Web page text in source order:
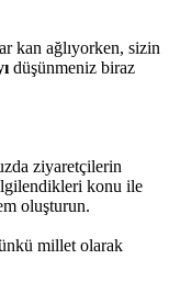
kan ağlıyorken, sizin
düşünmeniz biraz
ziyaretçilerin
ilgilendikleri konu ile
oluşturun.
millet olarak